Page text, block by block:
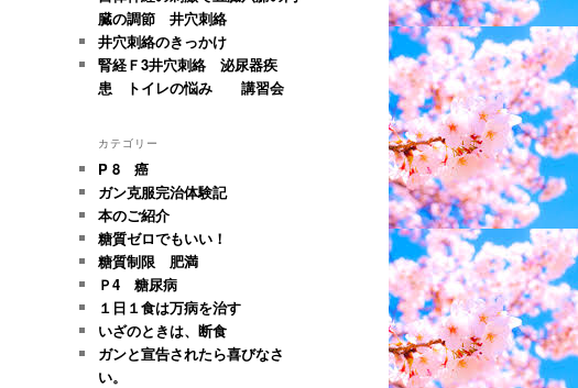
臓の調節 井穴刺絡
井穴刺絡のきっかけ
腎経Ｆ3井穴刺絡 泌尿器疾
患 トイレの悩み 講習会
カテゴリー
P 8 癌
ガン克服完治体験記
本のご紹介
糖質ゼロでもいい！
糖質制限 肥満
Ｐ4 糖尿病
１日１食は万病を治す
いざのときは、断食
ガンと宣告されたら喜びなさ
い。